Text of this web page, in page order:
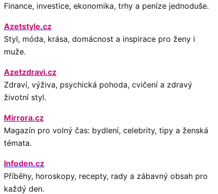
Finance, investice, ekonomika, trhy a peníze jednoduše.
Azetstyle.cz
Styl, móda, krása, domácnost a inspirace pro ženy i
muže.
Azetzdravi.cz
Zdraví, výživa, psychická pohoda, cvičení a zdravý
životní styl.
Mirrora.cz
Magazín pro volný čas: bydlení, celebrity, tipy a ženská
témata.
Infoden.cz
Příběhy, horoskopy, recepty, rady a zábavný obsah pro
každý den.